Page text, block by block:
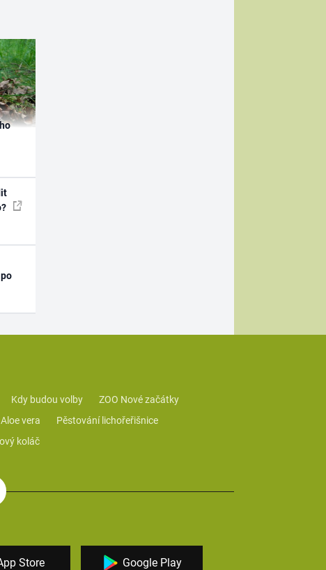
Kdy budou volby
ZOO Nové začátky
Aloe vera
Pěstování lichořeřišnice
koláč
Store Google Play